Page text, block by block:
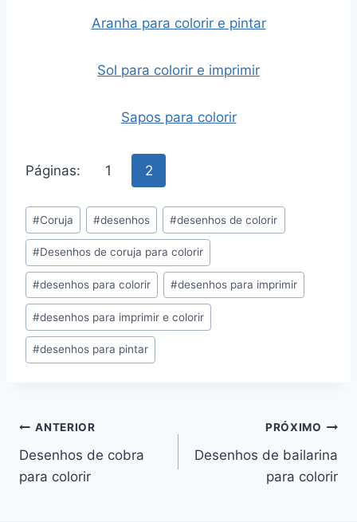
Aranha para colorir e pintar
Sol para colorir e imprimir
Sapos para colorir
Páginas: 1 2
Tags
do
Post:
#Coruja #desenhos #desenhos de colorir
#Desenhos de coruja para colorir
#desenhos para colorir #desenhos para imprimir
#desenhos para imprimir e colorir
#desenhos para pintar
Navegação
de
ANTERIOR
Desenhos de cobra
para colorir
PRÓXIMO
Desenhos de bailarina
para colorir